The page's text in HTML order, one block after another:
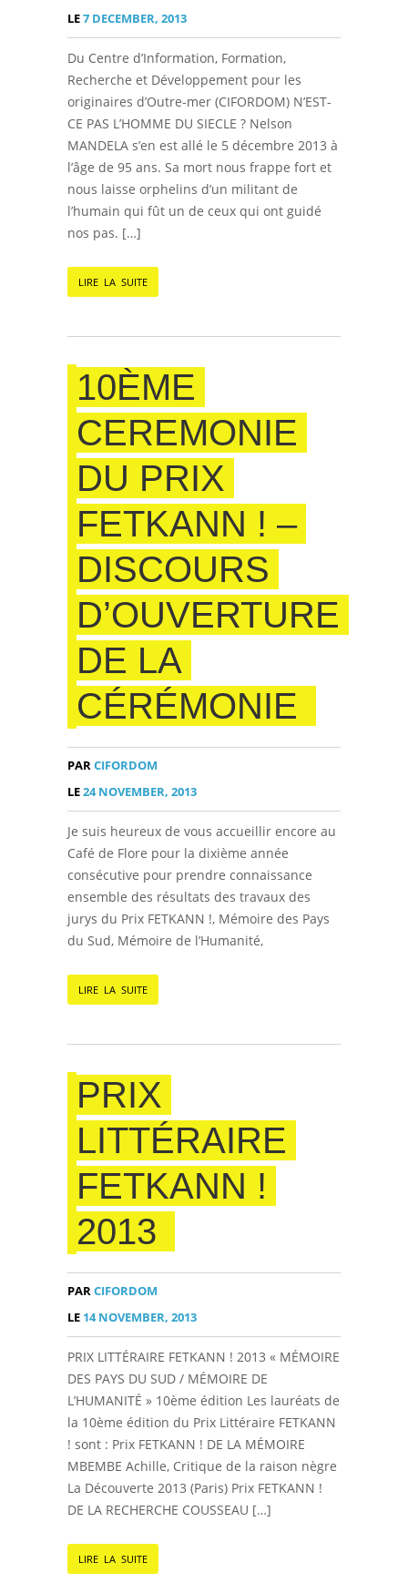
LE7 DECEMBER, 2013
Du Centre d’Information, Formation,
Recherche et Développement pour les
originaires d’Outre-mer (CIFORDOM) N’EST-
CE PAS L’HOMME DU SIECLE ? Nelson
MANDELA s’en est allé le 5 décembre 2013 à
l’âge de 95 ans. Sa mort nous frappe fort et
nous laisse orphelins d’un militant de
l’humain qui fût un de ceux qui ont guidé
nos pas. […]
LIRE LA SUITE
10ÈME
CEREMONIE
DU PRIX
FETKANN ! –
DISCOURS
D’OUVERTURE
DE LA
CÉRÉMONIE
PARCIFORDOM
LE24 NOVEMBER, 2013
Je suis heureux de vous accueillir encore au
Café de Flore pour la dixième année
consécutive pour prendre connaissance
ensemble des résultats des travaux des
jurys du Prix FETKANN !, Mémoire des Pays
du Sud, Mémoire de l’Humanité,
LIRE LA SUITE
PRIX
LITTÉRAIRE
FETKANN !
2013
PARCIFORDOM
LE 14 NOVEMBER, 2013
PRIX LITTÉRAIRE FETKANN ! 2013 « MÉMOIRE
DES PAYS DU SUD / MÉMOIRE DE
L’HUMANITÉ » 10ème édition Les lauréats de
la 10ème édition du Prix Littéraire FETKANN
! sont : Prix FETKANN ! DE LA MÉMOIRE
MBEMBE Achille, Critique de la raison nègre
La Découverte 2013 (Paris) Prix FETKANN !
DE LA RECHERCHE COUSSEAU […]
LIRE LA SUITE